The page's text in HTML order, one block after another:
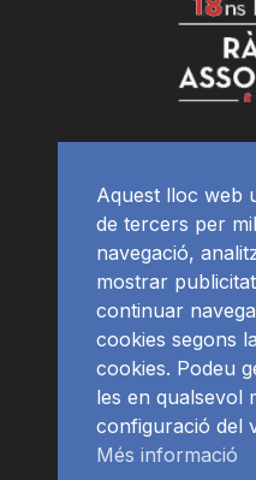
Aquest lloc web
de tercers per
navegació,
mostrar
continuar
cookies segons
cookies. Podeu
les en qualsevol
configuració del
Més informació